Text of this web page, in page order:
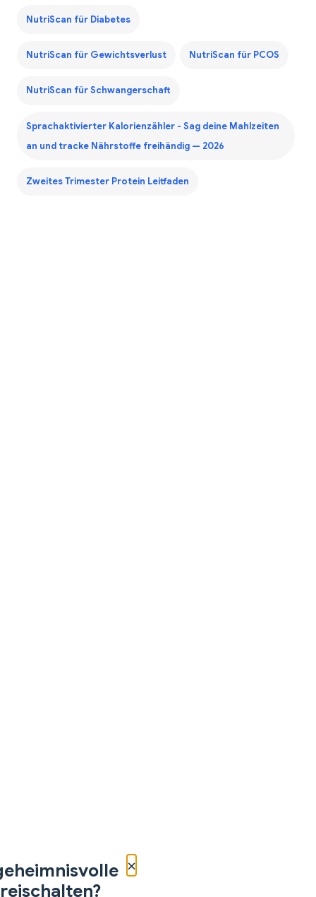
NutriScan für Diabetes
NutriScan für Gewichtsverlust NutriScan für PCOS
NutriScan für Schwangerschaft
Sprachaktivierter Kalorienzähler - Sag deine Mahlzeiten
an und tracke Nährstoffe freihändig — 2026
Zweites Trimester Protein Leitfaden
×